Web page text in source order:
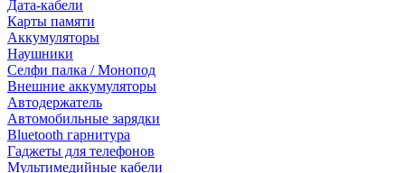
Дата-кабели
Карты памяти
Аккумуляторы
Наушники
Селфи палка / Монопод
Внешние аккумуляторы
Автодержатель
Автомобильные зарядки
Bluetooth гарнитура
Гаджеты для телефонов
Мультимедийные кабели